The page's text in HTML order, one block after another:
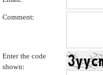
Comment:
Enter the code
shown: